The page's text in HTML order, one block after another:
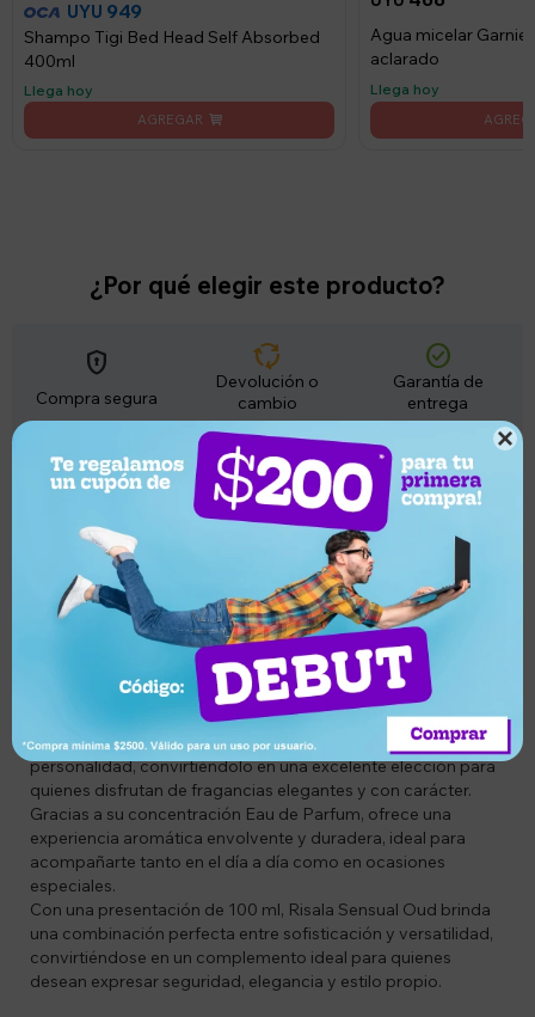

UYU 949
Shampo Tigi Bed Head Self Absorbed
400ml
Llega hoy
Agua micelar
aclarado
Llega hoy
¿Por qué elegir este producto?
encrypted
Compra segura
cycle
Devolución o
cambio
check_circle
Garantía de
entrega
Descripción
Codigo: NU6294015185034
Descripción
Descubrí Risala Sensual Oud Eau de Parfum 100 ml, una
fragancia sofisticada que destaca por su carácter
amaderado y su elegante presencia. Diseñada para mujeres
que buscan un aroma distintivo, esta creación combina
intensidad, calidez y refinamiento en una composición que
deja una impresión inolvidable.
Su perfil olfativo amaderado aporta profundidad y
personalidad, convirtiéndolo en una excelente elección para
quienes disfrutan de fragancias elegantes y con carácter.
Gracias a su concentración Eau de Parfum, ofrece una
experiencia aromática envolvente y duradera, ideal para
acompañarte tanto en el día a día como en ocasiones
especiales.
Con una presentación de 100 ml, Risala Sensual Oud brinda
una combinación perfecta entre sofisticación y versatilidad,
convirtiéndose en un complemento ideal para quienes
desean expresar seguridad, elegancia y estilo propio.